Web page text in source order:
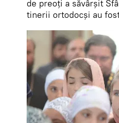
de preoți a săvârșit
tinerii ortodocși au